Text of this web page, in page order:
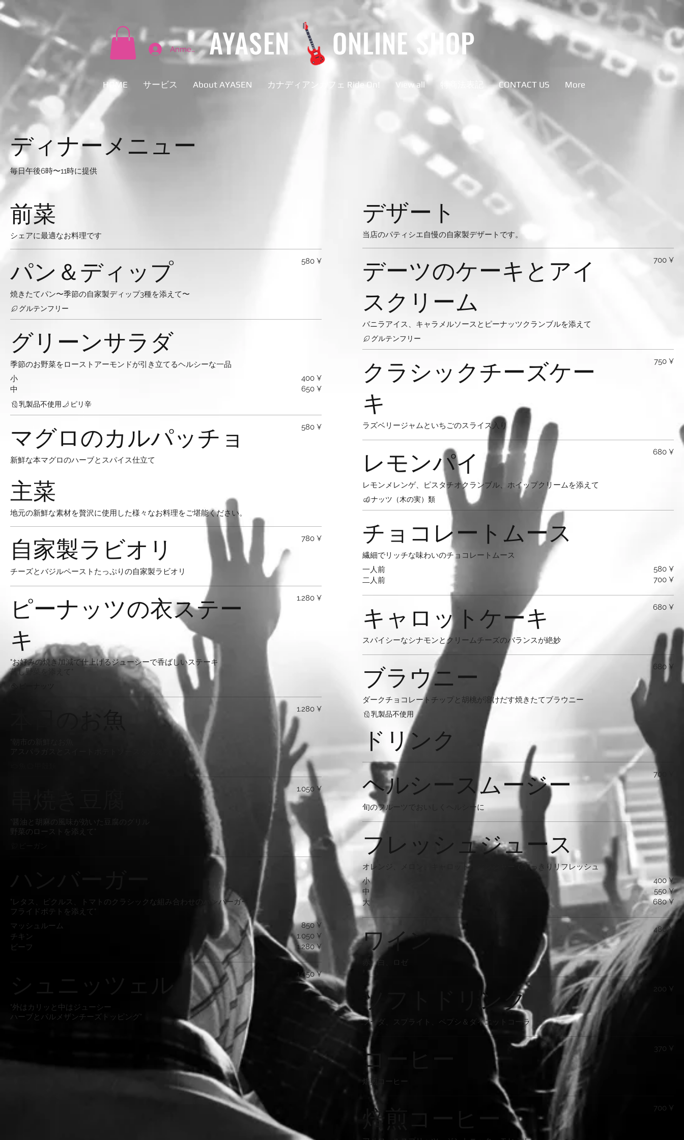
Anmelden AYASEN ONLINE SHOP
HOME サービス About AYASEN カナディアンカフェ Ride On! View all CONTACT US More
ディナーメニュー
毎日午後6時〜11時に提供
前菜
シェアに最適なお料理です
パン＆ディップ
焼きたてパン〜季節の自家製ディップ3種を添えて〜
580 ¥
グルテンフリー
グリーンサラダ
季節のお野菜をローストアーモンドが引き立てるヘルシーな一品
小
400 ¥
中
650 ¥
乳製品不使用 ピリ辛
マグロのカルパッチョ
新鮮な本マグロのハーブとスパイス仕立て
580 ¥
主菜
地元の新鮮な素材を贅沢に使用した様々なお料理をご堪能ください。
自家製ラビオリ
チーズとバジルペーストたっぷりの自家製ラビオリ
780 ¥
ピーナッツの衣ステー
キ
"お好みの焼き加減で仕上げるジューシーで香ばしいステーキ
蒸し野菜を添えて"
1.280 ¥
本日のお魚 1.280 ¥
"醤油と胡麻の風味が効いた豆腐のグリル
野菜のローストを添えて"
1.050 ¥
"レタス、ピクルス、トマトのクラシックな組み合わせのハンバーガー
フライドポテトを添えて"
マッシュルーム
850 ¥
チキン
1.050 ¥
ビーフ
1.280 ¥
"外はカリッと中はジューシー
ハーブとパルメザンチーズトッピング"
1.050 ¥
デザート
当店のパティシエ自慢の自家製デザートです。
デーツのケーキとアイ
スクリーム
バニラアイス、キャラメルソースとピーナッツクランブルを添えて
700 ¥
グルテンフリー
クラシックチーズケー
キ
ラズベリージャムといちごのスライス入り
750 ¥
レモンパイ
レモンメレンゲ、ピスタチオクランブル、ホイップクリームを添えて
680 ¥
ナッツ（木の実）類
チョコレートムース
繊細でリッチな味わいのチョコレートムース
一人前
580 ¥
二人前
700 ¥
キャロットケーキ
スパイシーなシナモンとクリームチーズのバランスが絶妙
680 ¥
ブラウニー
ダークチョコレートチップと胡桃が溶けだす焼きたてブラウニー
680 ¥
乳製品不使用
ドリンク
ヘルシースムージー
旬のフルーツでおいしくヘルシーに
700 ¥
フレッシュジュース
オレンジ、メロン、キャロット、ジンジャーですっきりリフレッシュ
小
400 ¥
中
550 ¥
大
680 ¥
ワイン
赤、白、ロゼ
480 ¥
ソフトドリンク
ソーダ、スプライト、ペプシ＆ダイエットコーラ
200 ¥
コーヒー
焙煎コーヒー
370 ¥
焙煎コーヒー 700 ¥